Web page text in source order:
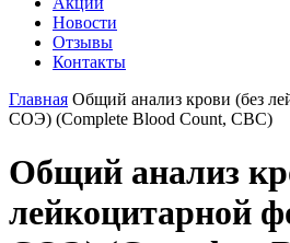
Смотреть все акции
Новости
Отзывы
Контакты
Главная Общий анализ крови (без
СОЭ) (Complete Blood Count, CBC)
Общий анализ
лейкоцитарной